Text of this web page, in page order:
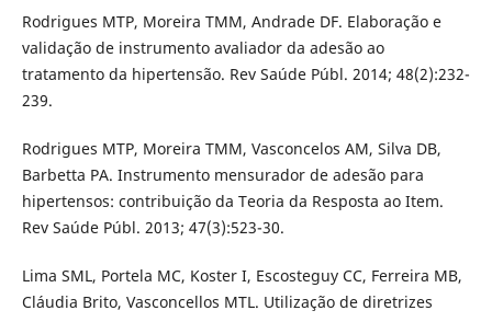
Rodrigues MTP, Moreira TMM, Andrade DF. Elaboração e
validação de instrumento avaliador da adesão ao
tratamento da hipertensão. Rev Saúde Públ. 2014; 48(2):232-
239.
Rodrigues MTP, Moreira TMM, Vasconcelos AM, Silva DB,
Barbetta PA. Instrumento mensurador de adesão para
hipertensos: contribuição da Teoria da Resposta ao Item.
Rev Saúde Públ. 2013; 47(3):523-30.
Lima SML, Portela MC, Koster I, Escosteguy CC, Ferreira MB,
Cláudia Brito, Vasconcellos MTL. Utilização de diretrizes